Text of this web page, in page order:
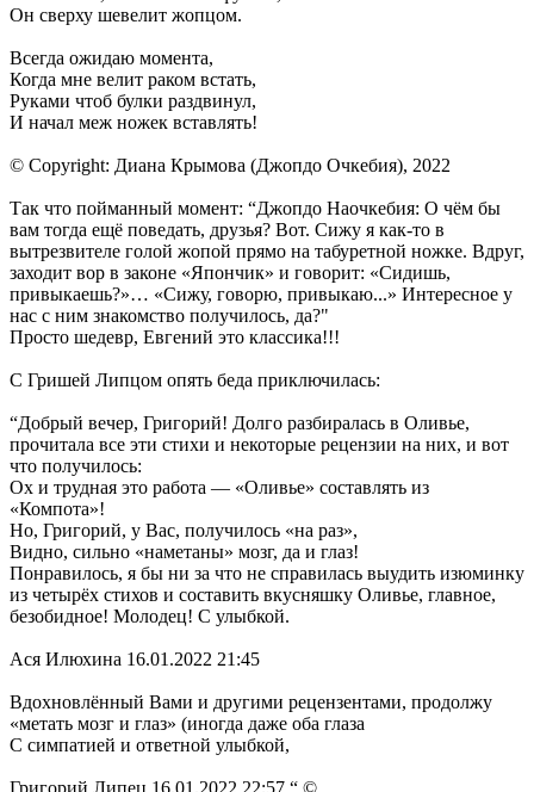
Он сверху шевелит жопцом.
Всегда ожидаю момента,
Когда мне велит раком встать,
Руками чтоб булки раздвинул,
И начал меж ножек вставлять!
© Copyright: Диана Крымова (Джопдо Очкебия), 2022
Так что пойманный момент: “Джопдо Наочкебия: О чём бы
вам тогда ещё поведать, друзья? Вот. Сижу я как-то в
вытрезвителе голой жопой прямо на табуретной ножке. Вдруг,
заходит вор в законе «Япончик» и говорит: «Сидишь,
привыкаешь?»… «Сижу, говорю, привыкаю...» Интересное у
нас с ним знакомство получилось, да?"
Просто шедевр, Евгений это классика!!!
С Гришей Липцом опять беда приключилась:
“Добрый вечер, Григорий! Долго разбиралась в Оливье,
прочитала все эти стихи и некоторые рецензии на них, и вот
что получилось:
Ох и трудная это работа — «Оливье» составлять из
«Компота»!
Но, Григорий, у Вас, получилось «на раз»,
Видно, сильно «наметаны» мозг, да и глаз!
Понравилось, я бы ни за что не справилась выудить изюминку
из четырёх стихов и составить вкусняшку Оливье, главное,
безобидное! Молодец! С улыбкой.
Ася Илюхина 16.01.2022 21:45
Вдохновлённый Вами и другими рецензентами, продолжу
«метать мозг и глаз» (иногда даже оба глаза
С симпатией и ответной улыбкой,